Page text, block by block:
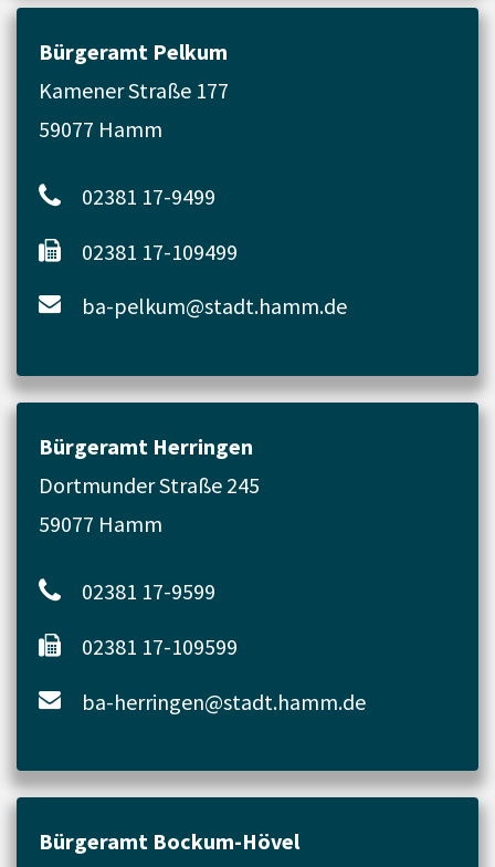
Bürgeramt Pelkum
Kamener Straße 177
59077 Hamm
02381 17-9499
02381 17-109499
ba-pelkum@stadt.hamm.de
Bürgeramt Herringen
Dortmunder Straße 245
59077 Hamm
02381 17-9599
02381 17-109599
ba-herringen@stadt.hamm.de
Bürgeramt Bockum-Hövel